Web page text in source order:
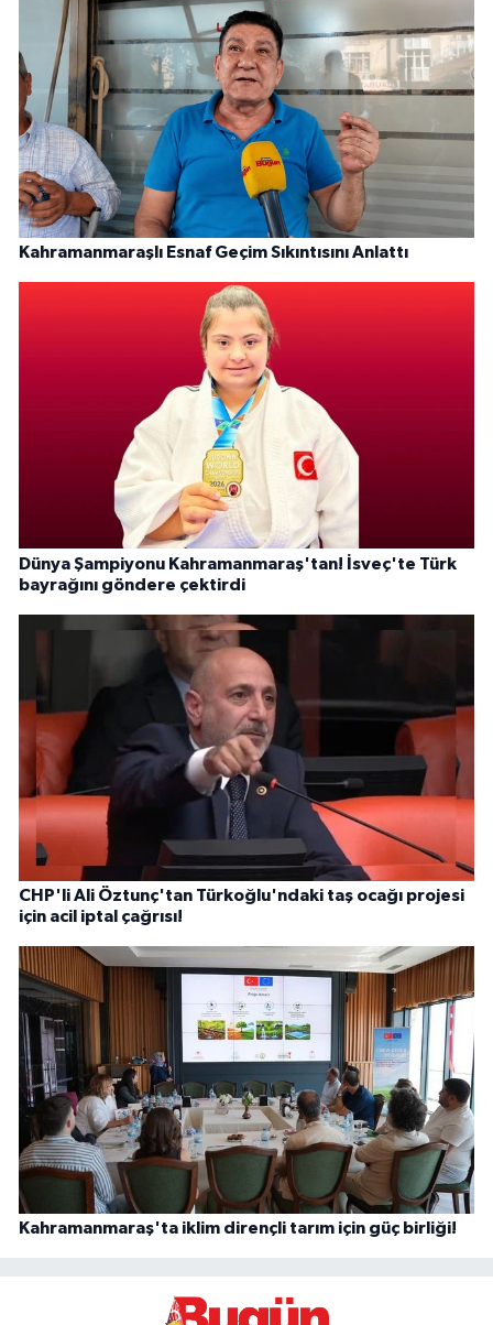
Kahramanmaraşlı Esnaf Geçim Sıkıntısını Anlattı
Dünya Şampiyonu Kahramanmaraş'tan! İsveç'te Türk
bayrağını göndere çektirdi
CHP'li Ali Öztunç'tan Türkoğlu'ndaki taş ocağı projesi
için acil iptal çağrısı!
Kahramanmaraş'ta iklim dirençli tarım için güç birliği!